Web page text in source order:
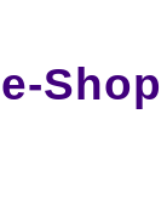
Shop